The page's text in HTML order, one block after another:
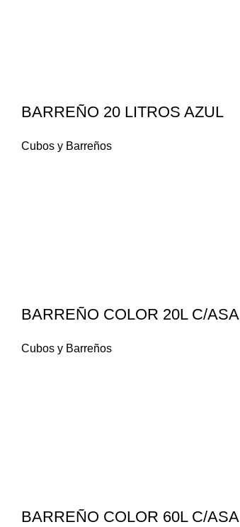
BARREÑO 20 LITROS AZUL
Cubos y Barreños
BARREÑO COLOR 20L C/ASA
Cubos y Barreños
BARREÑO COLOR 60L C/ASA